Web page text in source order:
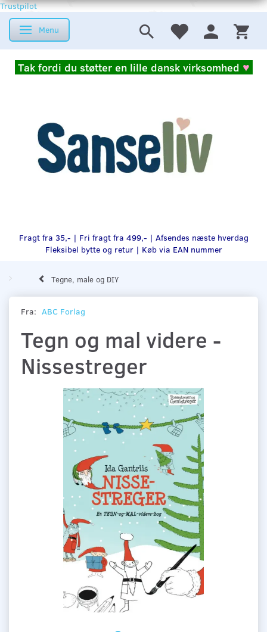
Trustpilot
Skifte navigation
Menu
Tak fordi du støtter en lille dansk virksomhed ♥
Fragt fra 35,- | Fri fragt fra 499,- | Afsendes næste hverdag
Fleksibel bytte og retur | Køb via EAN nummer
Tegne, male og DIY
Fra: ABC Forlag
Tegn og mal videre -
Nissestreger